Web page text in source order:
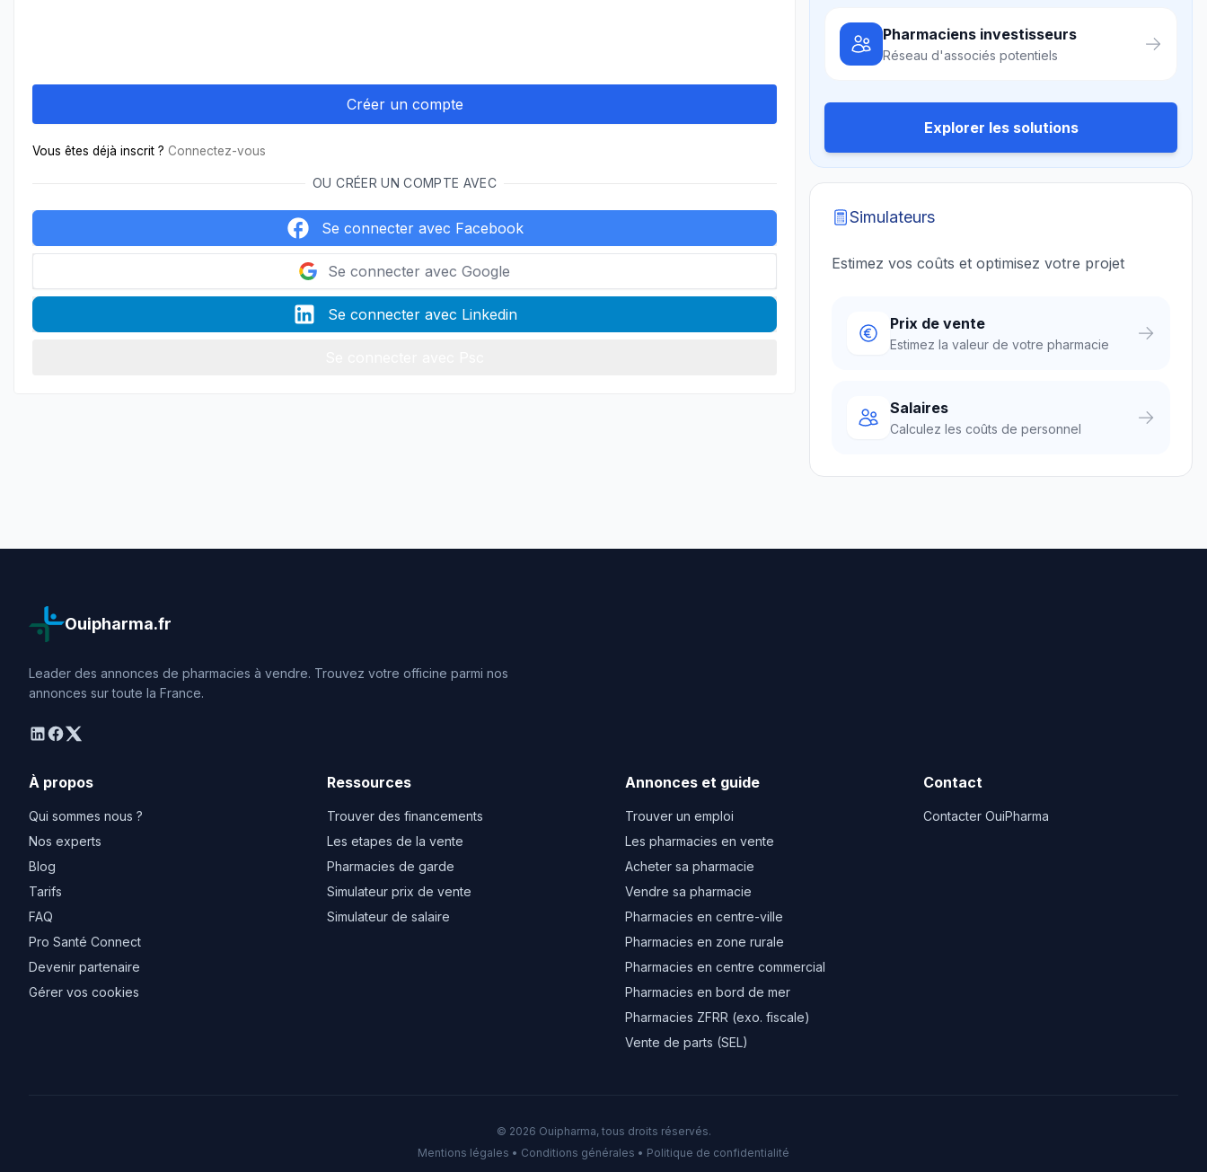
Vous êtes déjà inscrit ? Connectez-vous
OU CRÉER UN COMPTE AVEC
Se connecter avec Facebook
Se connecter avec Google
Se connecter avec Linkedin
Pharmaciens investisseurs
Réseau d'associés potentiels
Explorer les solutions
Simulateurs
Estimez vos coûts et optimisez votre projet
Prix de vente
Estimez la valeur de votre pharmacie
Salaires
Calculez les coûts de personnel
Ouipharma.fr
Leader des annonces de pharmacies à vendre. Trouvez votre officine parmi nos
annonces sur toute la France.
linkedin
facebook
twitter
À propos
Qui sommes nous ?
Nos experts
Blog
Tarifs
FAQ
Pro Santé Connect
Devenir partenaire
Gérer vos cookies
Ressources
Trouver des financements
Les etapes de la vente
Pharmacies de garde
Simulateur prix de vente
Simulateur de salaire
Annonces et guide
Trouver un emploi
Les pharmacies en vente
Acheter sa pharmacie
Vendre sa pharmacie
Pharmacies en centre-ville
Pharmacies en zone rurale
Pharmacies en centre commercial
Pharmacies en bord de mer
Pharmacies ZFRR (exo. fiscale)
Vente de parts (SEL)
Contact
Contacter OuiPharma
© 2026 Ouipharma, tous droits réservés.
Mentions légales • Conditions générales • Politique de confidentialité